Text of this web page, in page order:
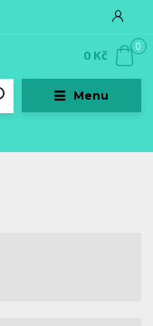
Menu
0
0 Kč